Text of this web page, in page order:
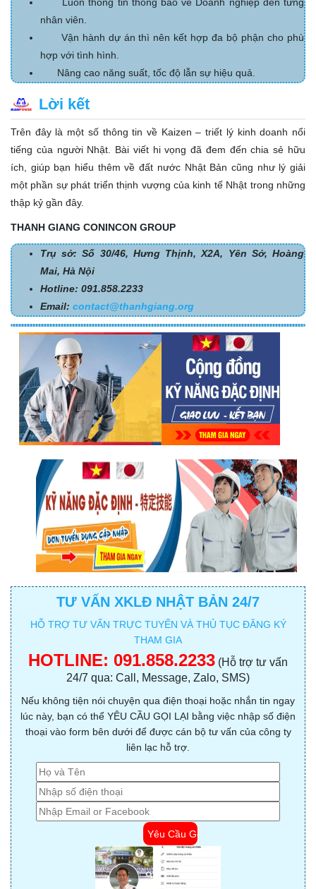
nhân viên.
Vận hành dự án thì nên kết hợp đa bộ phận cho phù
hợp với tình hình.
Nâng cao năng suất, tốc độ lẫn sự hiệu quả.
Lời kết
Trên đây là một số thông tin về Kaizen – triết lý kinh doanh nổi
tiếng của người Nhật. Bài viết hi vọng đã đem đến chia sẻ hữu
ích, giúp bạn hiểu thêm về đất nước Nhật Bản cũng như lý giải
một phần sự phát triển thịnh vượng của kinh tế Nhật trong những
thập kỷ gần đây.
THANH GIANG CONINCON GROUP
Trụ sở: Số 30/46, Hưng Thịnh, X2A, Yên Sở, Hoàng
Mai, Hà Nội
Hotline: 091.858.2233
Email: contact@thanhgiang.org
TƯ VẤN XKLĐ NHẬT BẢN 24/7
HỖ TRỢ TƯ VẤN TRỰC TUYẾN VÀ THỦ TỤC ĐĂNG KÝ
THAM GIA
HOTLINE: 091.858.2233 (Hỗ trợ tư vấn
24/7 qua: Call, Message, Zalo, SMS)
Nếu không tiện nói chuyện qua điện thoại hoặc nhắn tin ngay
lúc này, bạn có thể YÊU CẦU GỌI LẠI bằng việc nhập số điện
thoại vào form bên dưới để được cán bộ tư vấn của công ty
liên lạc hỗ trợ.